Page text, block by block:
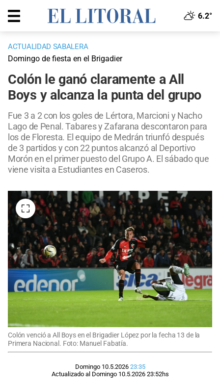
6.2°
ACTUALIDAD SABALERA
Domingo de fiesta en el Brigadier
Colón le ganó claramente a All
Boys y alcanza la punta del grupo
Fue 3 a 2 con los goles de Lértora, Marcioni y Nacho
Lago de Penal. Tabares y Zafarana descontaron para
los de Floresta. El equipo de Medrán triunfó después
de 3 partidos y con 22 puntos alcanzó al Deportivo
Morón en el primer puesto del Grupo A. El sábado que
viene visita a Estudiantes en Caseros.
Colón venció a All Boys en el Brigadier López por la fecha 13 de la
Primera Nacional. Foto: Manuel Fabatía.
Domingo 10.5.2026 23:35
Actualizado al Domingo 10.5.2026 23:52hs